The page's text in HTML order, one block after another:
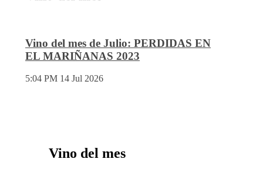
Vino del mes de Julio: PERDIDAS EN
EL MARIÑANAS 2023
5:04 PM 14 Jul 2026
Vino del mes